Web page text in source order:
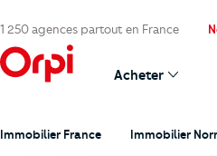
1 250 agences partout en France
Acheter
Immobilier France Immobilier